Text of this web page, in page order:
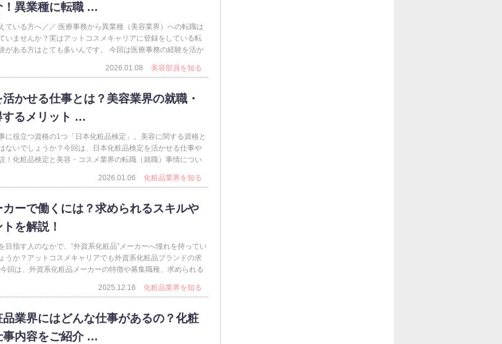
！異業種に転職 …
ている方へ／／ 医療事務から異業種（美容業界）への転職は
いませんか？実はアットコスメキャリアに登録をしている転
がある方はとても多いんです。 今回は医療事務の経験を活か
2026.01.08
美容部員を知る
かせる仕事とは？美容業界の就職・
るメリット …
に役立つ資格の1つ「日本化粧品検定」。美容に関する資格と
ないでしょうか？今回は、日本化粧品検定を活かせる仕事や
！化粧品検定と美容・コスメ業界の転職（就職）事情につい
2026.01.06
化粧品業界を知る
ーで働くには？求められるスキルや
を解説！
目指す人のなかで、“外資系化粧品”メーカーへ憧れを持ってい
うか？アットコスメキャリアでも外資系化粧品ブランドの求
回は、外資系化粧品メーカーの特徴や募集職種、求められる
2025.12.16
化粧品業界を知る
品業界にはどんな仕事があるの？化粧
事内容をご紹介 …